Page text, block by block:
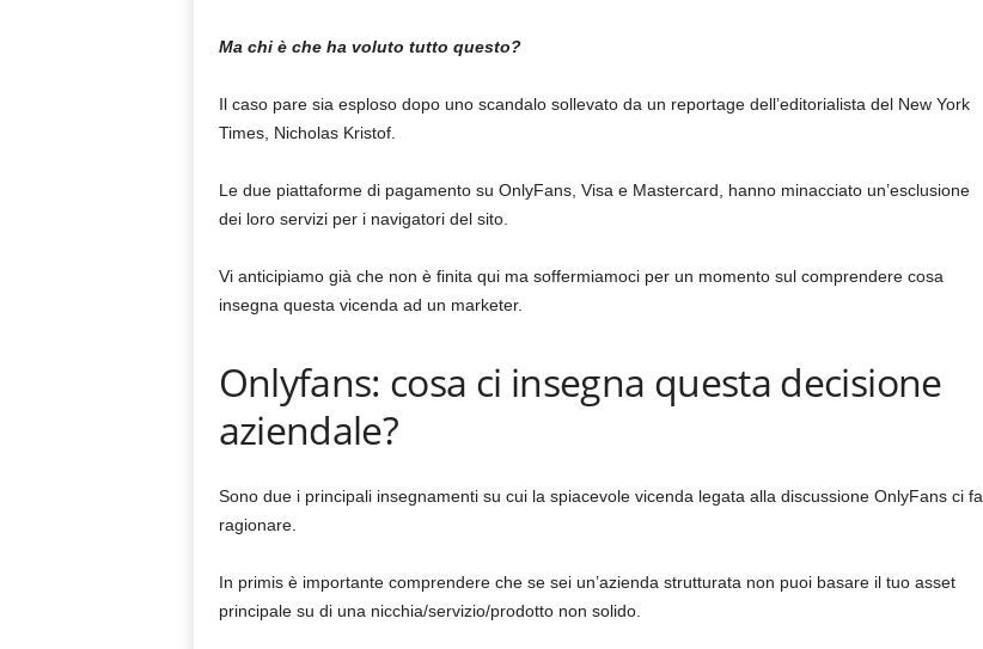
Ma chi è che ha voluto tutto questo?
Il caso pare sia esploso dopo uno scandalo sollevato da un reportage dell’editorialista del New York
Times, Nicholas Kristof.
Le due piattaforme di pagamento su OnlyFans, Visa e Mastercard, hanno minacciato un’esclusione
dei loro servizi per i navigatori del sito.
Vi anticipiamo già che non è finita qui ma soffermiamoci per un momento sul comprendere cosa
insegna questa vicenda ad un marketer.
Onlyfans: cosa ci insegna questa decisione
aziendale?
Sono due i principali insegnamenti su cui la spiacevole vicenda legata alla discussione OnlyFans ci fa
ragionare.
In primis è importante comprendere che se sei un’azienda strutturata non puoi basare il tuo asset
principale su di una nicchia/servizio/prodotto non solido.